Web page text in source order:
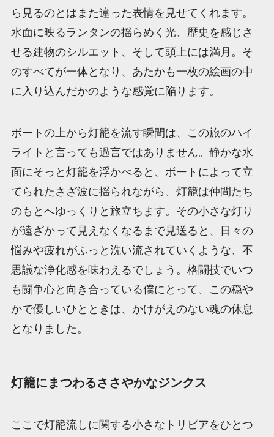
ら見るのとはまた違った表情を見せてくれます。
水面に映るランタンの揺らめく光、歴史を感じさ
せる建物のシルエット、そして頭上には満月。そ
のすべてが一体となり、あたかも一枚の絵画の中
に入り込んだかのような感覚に陥ります。
ボートの上から灯籠を流す瞬間は、この旅のハイ
ライトと言っても過言ではありません。静かな水
面にそっと灯籠を浮かべると、ボートによって立
てられたさざ波に揺られながら、灯籠は仲間たち
のもとへゆっくりと旅立ちます。その小さな灯り
が遠ざかって見えなくなるまで見送ると、日々の
悩みや疲れがふっと洗い流されていくような、不
思議な浄化感を味わえるでしょう。格闘技でいつ
も闘争心と向き合っている僕にとって、この穏や
かで優しいひとときは、かけがえのない魂の休息
となりました。
灯籠にまつわるささやかなジンクス
ここで灯籠流しに関する小さなトリビアをひとつ